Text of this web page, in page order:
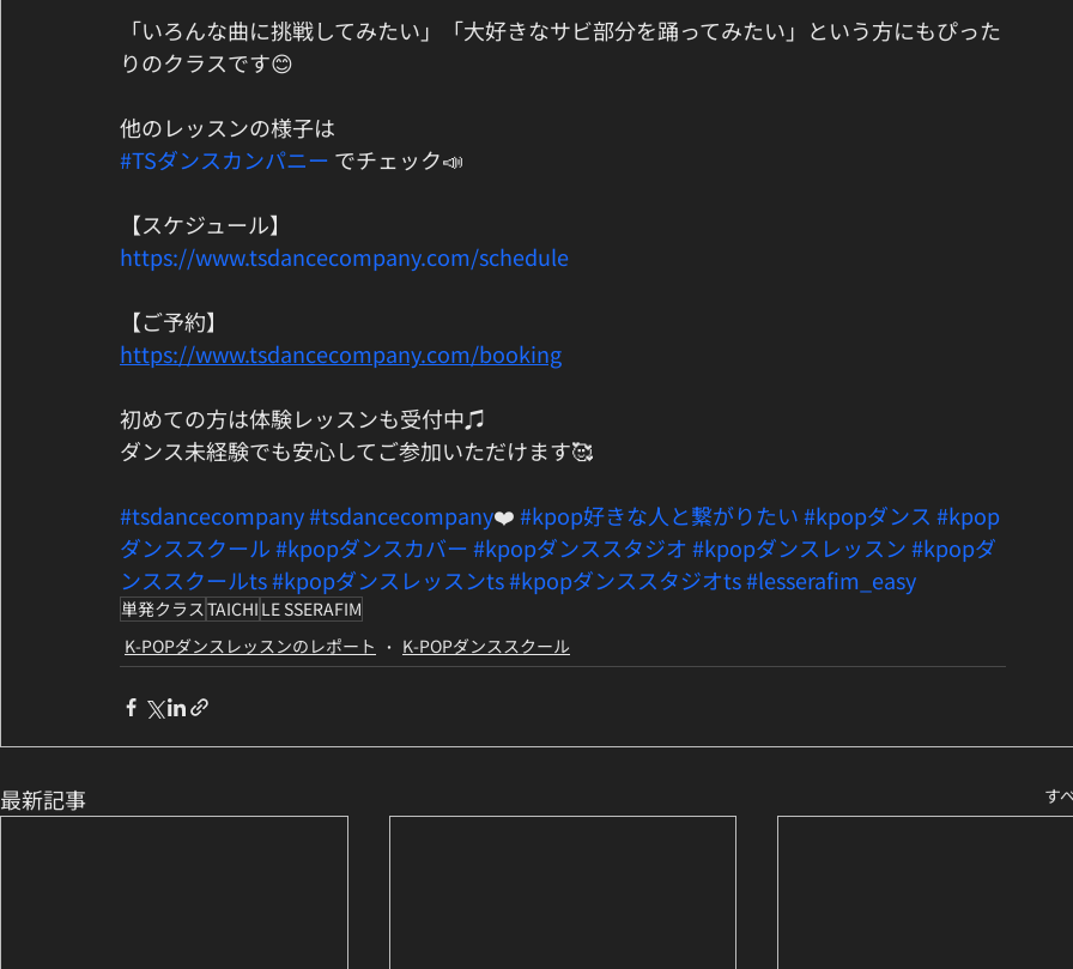
「いろんな曲に挑戦してみたい」「大好きなサビ部分を踊ってみたい」という方にもぴった
りのクラスです😊
他のレッスンの様子は
#TSダンスカンパニー でチェック📣
【スケジュール】
https://www.tsdancecompany.com/schedule
【ご予約】
https://www.tsdancecompany.com/booking
初めての方は体験レッスンも受付中♫
ダンス未経験でも安心してご参加いただけます🥰
#tsdancecompany#tsdancecompany❤️ #kpop好きな人と繋がりたい#kpopダンス #kpop
ダンススクール#kpopダンスカバー#kpopダンススタジオ#kpopダンスレッスン#kpopダ
ンススクールts#kpopダンスレッスンts#kpopダンススタジオts#lesserafim_easy
単発クラスTAICHI LE SSERAFIM
K-POPダンスレッスンのレポート
K-POPダンススクール
最新記事 す